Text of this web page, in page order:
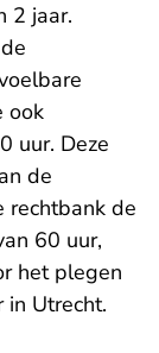
2 jaar.
ook
uur. Deze
de
rechtbank de
60 uur,
het plegen
Utrecht.